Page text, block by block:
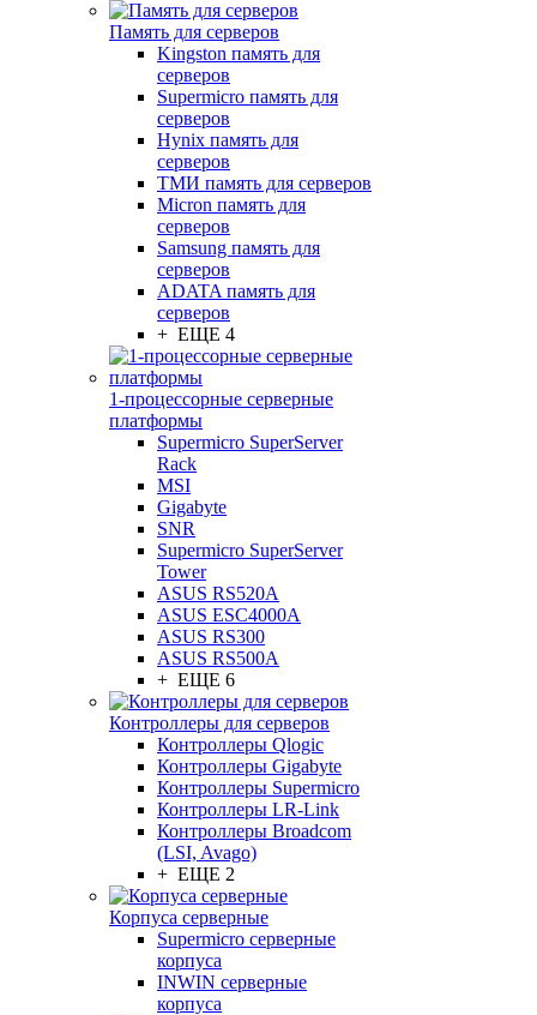
Память для серверов
Kingston память для
серверов
Supermicro память для
серверов
Hynix память для
серверов
ТМИ память для серверов
Micron память для
серверов
Samsung память для
серверов
ADATA память для
серверов
+ ЕЩЕ 4
1-процессорные серверные
платформы
Supermicro SuperServer
Rack
MSI
Gigabyte
SNR
Supermicro SuperServer
Tower
ASUS RS520A
ASUS ESC4000A
ASUS RS300
ASUS RS500A
+ ЕЩЕ 6
Контроллеры для серверов
Контроллеры Qlogic
Контроллеры Gigabyte
Контроллеры Supermicro
Контроллеры LR-Link
Контроллеры Broadcom
(LSI, Avago)
+ ЕЩЕ 2
Корпуса серверные
Supermicro серверные
корпуса
INWIN серверные
корпуса